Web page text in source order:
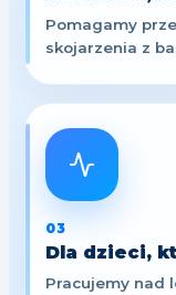
Pomagamy
skojarzenia z
03
Dla dzieci,
Pracujemy nad